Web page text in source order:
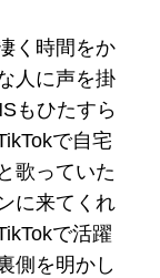
く時間をか
人に声を掛
もひたすら
で自宅
歌っていた
に来てくれ
で活躍
側を明かし